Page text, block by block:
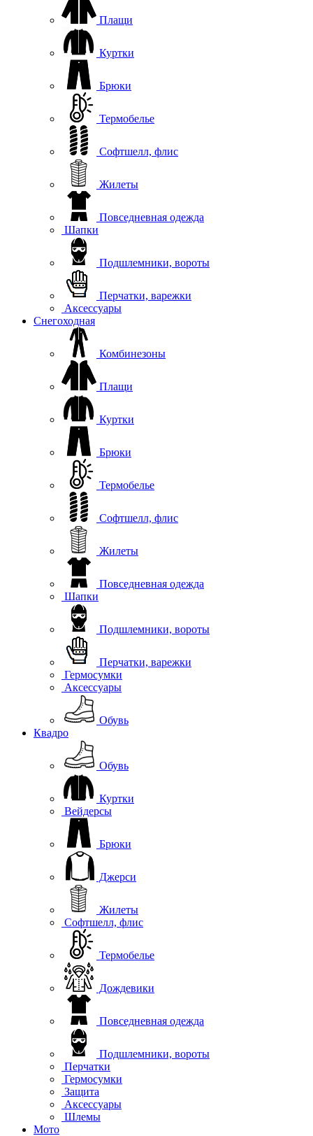
Плащи
Куртки
Брюки
Термобелье
Софтшелл, флис
Жилеты
Повседневная одежда
Шапки
Подшлемники, вороты
Перчатки, варежки
Аксессуары
Снегоходная
Комбинезоны
Плащи
Куртки
Брюки
Термобелье
Софтшелл, флис
Жилеты
Повседневная одежда
Шапки
Подшлемники, вороты
Перчатки, варежки
Гермосумки
Аксессуары
Обувь
Квадро
Обувь
Куртки
Вейдерсы
Брюки
Джерси
Жилеты
Софтшелл, флис
Термобелье
Дождевики
Повседневная одежда
Подшлемники, вороты
Перчатки
Гермосумки
Защита
Аксессуары
Шлемы
Мото